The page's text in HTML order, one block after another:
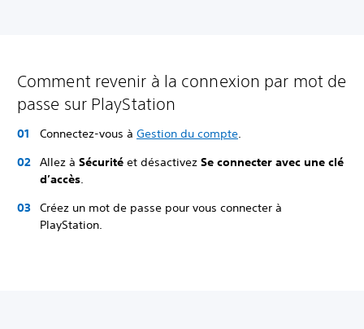
Comment revenir à la connexion par mot de
passe sur PlayStation
Connectez-vous à Gestion du compte.
Allez à Sécurité et désactivez Se connecter avec une clé
d’accès.
Créez un mot de passe pour vous connecter à
PlayStation.